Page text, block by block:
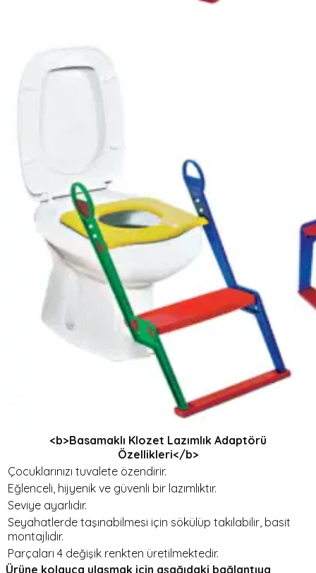
<b>Basamaklı Klozet Lazımlık Adaptörü
Özellikleri</b>
Çocuklarınızı tuvalete özendirir.
Eğlenceli, hijyenik ve güvenli bir lazımlıktır.
Seviye ayarlıdır.
Seyahatlerde taşınabilmesi için sökülüp takılabilir, basit
montajlıdır.
Parçaları 4 değişik renkten üretilmektedir.
Ürüne kolayca ulaşmak için aşağıdaki bağlantıya